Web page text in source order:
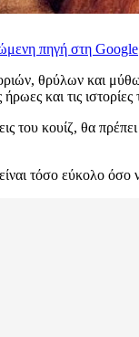
πηγή στη Google
θρύλων και
και τις
του κουίζ, θα
τόσο εύκολο όσο